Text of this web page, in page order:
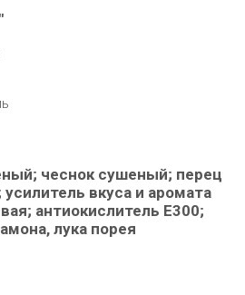
чеснок сушеный; перец
вкуса и аромата
антиокислитель Е300;
лука порея